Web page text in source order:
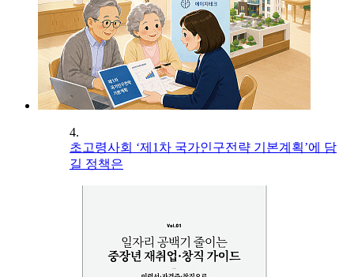
4.
초고령사회 ‘제1차 국가인구전략 기본계획’에 담
길 정책은